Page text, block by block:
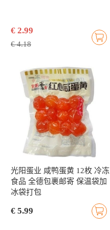
€ 2.99
€ 4.18
光阳蛋业 咸鸭蛋黄 12枚 冷冻
食品 全德包裹邮寄 保温袋加
冰袋打包
€ 5.99